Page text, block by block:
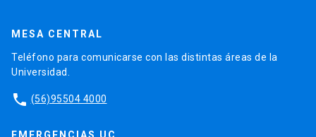
MESA CENTRAL
Teléfono para comunicarse con las distintas áreas de la
Universidad.
phone (56)95504 4000